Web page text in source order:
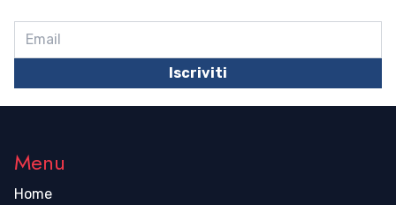
Iscriviti
Menu
Home